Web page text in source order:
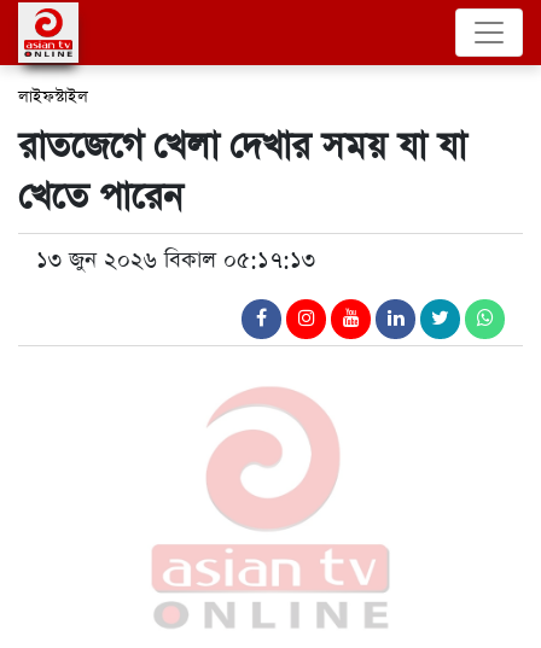
লাইফস্টাইল
রাতজেগে খেলা দেখার সময় যা যা
খেতে পারেন
১৩ জুন ২০২৬ বিকাল ০৫:১৭:১৩